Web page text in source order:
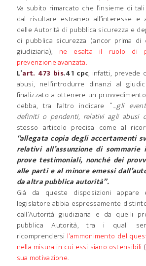
Va subito rimarcato che l’insieme di
dal risultare estraneo all’interesse e
delle Autorità di pubblica sicurezza e
di pubblica sicurezza (ancor prima di
giudiziaria), ne esalta il ruolo di
prevenzione avanzata.
L’art. 473 bis.41 cpc, infatti, prevede
abusi, nell’introdurre dinanzi al
finalizzato a ottenere un
debba, tra l’altro indicare “…gli
definiti o pendenti, relativi agli abusi
stesso articolo precisa come al
“allegata copia degli accertamenti
relativi all’assunzione di
prove testimoniali, nonché dei
alle parti e al minore emessi
da altra pubblica autorità”.
Già da queste disposizioni appare
legislatore abbia espressamente
dall’Autorità giudiziaria e da quelli
pubblica Autorità, tra i quali
ricomprendersi l’ammonimento del
nella misura in cui essi siano ostensibili
sua motivazione.